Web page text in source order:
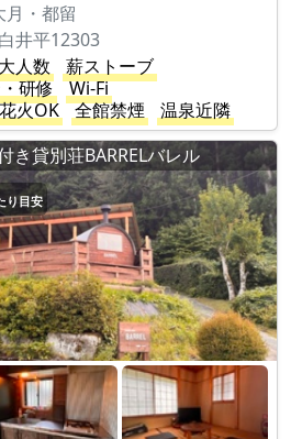
・都留
井平12303
大人数
薪ストーブ
研修
Wi-Fi
花火OK 全館禁煙
温泉近隣
き貸別荘BARRELバレル
り目安